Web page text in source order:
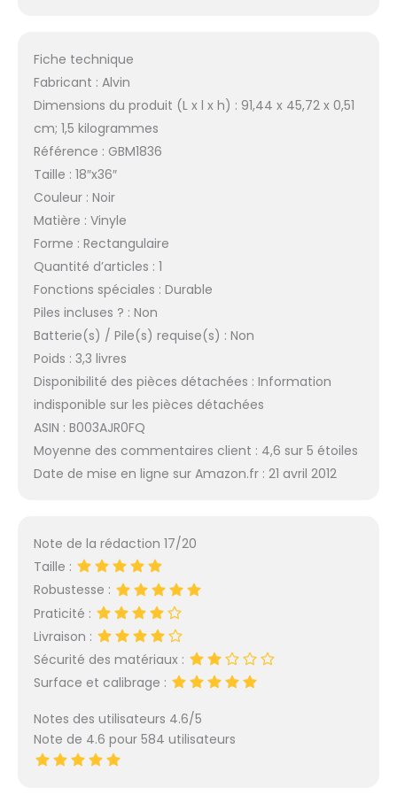
Fiche technique
Fabricant : Alvin
Dimensions du produit (L x l x h) : 91,44 x 45,72 x 0,51
cm; 1,5 kilogrammes
Référence : GBM1836
Taille : 18″x36″
Couleur : Noir
Matière : Vinyle
Forme : Rectangulaire
Quantité d’articles : 1
Fonctions spéciales : Durable
Piles incluses ? : Non
Batterie(s) / Pile(s) requise(s) : Non
Poids : 3,3 livres
Disponibilité des pièces détachées : Information
indisponible sur les pièces détachées
ASIN : B003AJR0FQ
Moyenne des commentaires client : 4,6 sur 5 étoiles
Date de mise en ligne sur Amazon.fr : 21 avril 2012
Note de la rédaction 17/20
Taille :
Robustesse :
Praticité :
Livraison :
Sécurité des matériaux :
Surface et calibrage :
Notes des utilisateurs 4.6/5
Note de 4.6 pour 584 utilisateurs